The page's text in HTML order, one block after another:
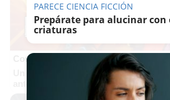
Corepunk MMORPG
Un verdadero MMORPG de la vieja
PARECE CIENCIA FICCIÓN
Prepárate para alucinar con
criaturas